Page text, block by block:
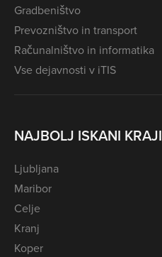
Gradbeništvo
Prevozništvo in transport
Računalništvo in informatika
Vse dejavnosti v iTIS
NAJBOLJ ISKANI KRAJI
Ljubljana
Maribor
Celje
Kranj
Koper